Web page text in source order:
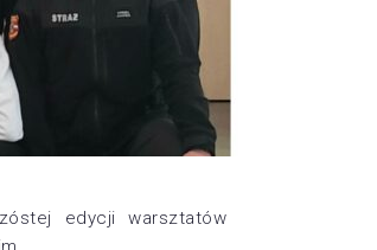
edycji warsztatów